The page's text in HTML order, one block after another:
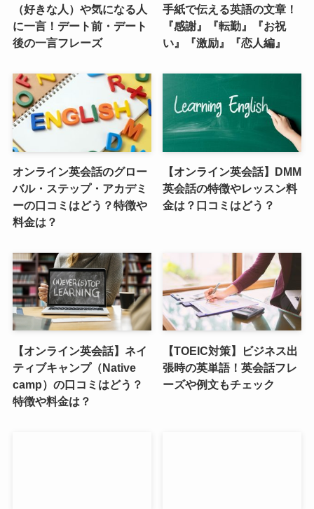
（好きな人）や気になる人
に一言！デート前・デート
後の一言フレーズ
手紙で伝える英語の文章！
『感謝』『転勤』『お祝
い』『激励』『恋人編』
オンライン英会話のグロー
バル・ステップ・アカデミ
ーの口コミはどう？特徴や
料金は？
【オンライン英会話】DMM
英会話の特徴やレッスン料
金は？口コミはどう？
【オンライン英会話】ネイ
ティブキャンプ（Native
camp）の口コミはどう？
特徴や料金は？
【TOEIC対策】ビジネス出
張時の英単語！英会話フレ
ーズや例文もチェック